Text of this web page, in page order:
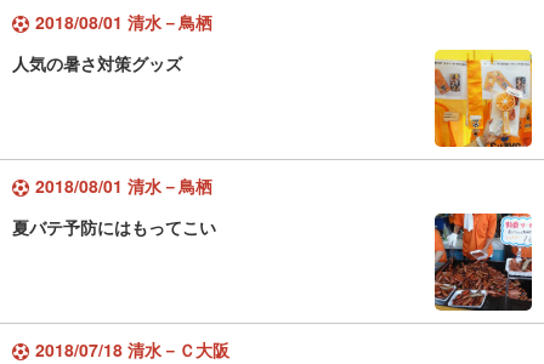
2018/08/01 清水－鳥栖
人気の暑さ対策グッズ
2018/08/01 清水－鳥栖
夏バテ予防にはもってこい
2018/07/18 清水－Ｃ大阪